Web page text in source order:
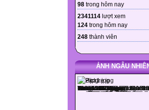
98 trong hôm nay
2341114 lượt xem
124 trong hôm nay
248 thành viên
ẢNH NGẪU